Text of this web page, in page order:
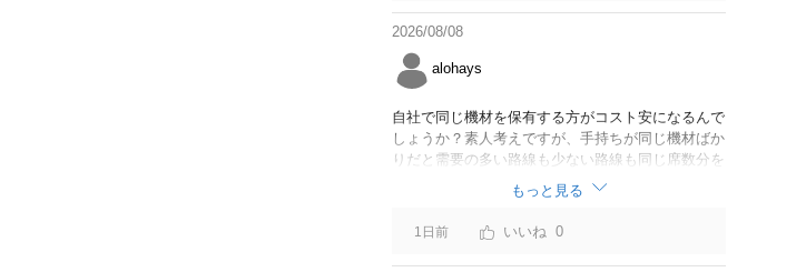
2026/08/08
alohays
自社で同じ機材を保有する方がコスト安になるんで
しょうか？素人考えですが、手持ちが同じ機材ばか
りだと需要の多い路線も少ない路線も同じ席数分を
供給することになるので、需要が多い路線には大型
機材を当て、少ない路線には小型機材を当てるな
ど、席数を調整するにはリース契約の方が対応しや
すいと思いました。
もっと見る
1日前 0